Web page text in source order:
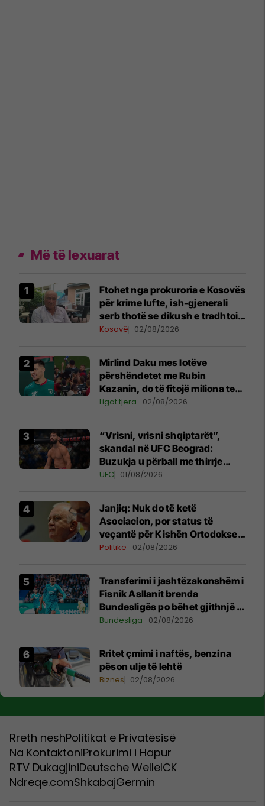
Më të lexuarat
Ftohet nga prokuroria e Kosovës
për krime lufte, ish-gjenerali
serb thotë se dikush e tradhtoi
në Beograd
Kosovë 02/08/2026
Mirlind Daku mes lotëve
përshëndetet me Rubin
Kazanin, do të fitojë miliona te
Spartak Moska
Ligat tjera 02/08/2026
“Vrisni, vrisni shqiptarët”,
skandal në UFC Beograd:
Buzukja u përball me thirrje
anti-shqiptare nga tribunat
UFC 01/08/2026
Janjiq: Nuk do të ketë
Asociacion, por status të
veçantë për Kishën Ortodokse
Serbe në Kosovë
Politikë 02/08/2026
Transferimi i jashtëzakonshëm i
Fisnik Asllanit brenda
Bundesligës po bëhet gjithnjë e
më konkret - detajet e fundit
Bundesliga 02/08/2026
Rritet çmimi i naftës, benzina
pëson ulje të lehtë
Biznes 02/08/2026
Rreth neshPolitikat e Privatësisë
Na KontaktoniProkurimi i Hapur
RTV DukagjiniDeutsche WelleICK
Ndreqe.comShkabajGermin